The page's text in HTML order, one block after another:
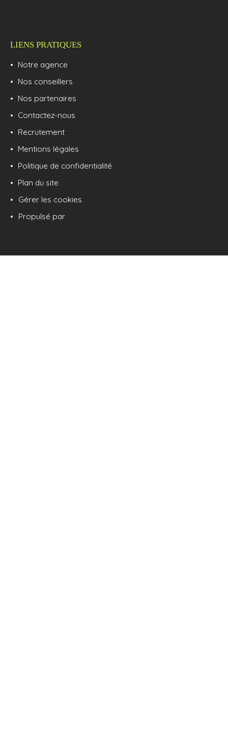
LIENS PRATIQUES
Notre agence
Nos conseillers
Nos partenaires
Contactez-nous
Recrutement
Mentions légales
Politique de confidentialité
Plan du site
Gérer les cookies
Propulsé par